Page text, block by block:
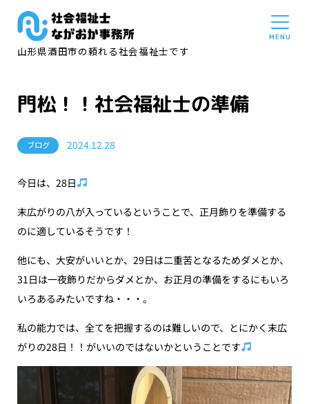
山形県酒田市の頼れる社会福祉士です
門松！！社会福祉士の準備
ブログ 2024.12.28
今日は、28日
末広がりの八が入っているということで、正月飾りを準備する
のに適しているそうです！
他にも、大安がいいとか、29日は二重苦となるためダメとか、
31日は一夜飾りだからダメとか、お正月の準備をするにもいろ
いろあるみたいですね・・・。
私の能力では、全てを把握するのは難しいので、とにかく末広
がりの28日！！がいいのではないかということです